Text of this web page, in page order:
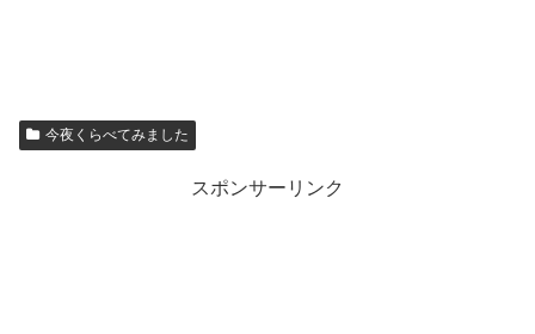
今夜くらべてみました
スポンサーリンク